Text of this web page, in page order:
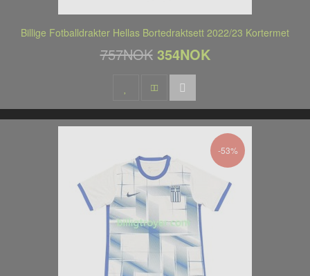
Billige Fotballdrakter Hellas Bortedraktsett 2022/23 Kortermet
757NOK 354NOK
-53%